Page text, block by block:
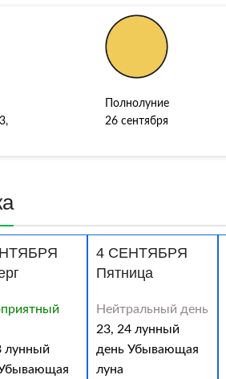
Полнолуние
26 сентября
лунный
4 СЕНТЯБРЯ
Пятница
Нейтральный день
23, 24 лунный
день Убывающая
луна